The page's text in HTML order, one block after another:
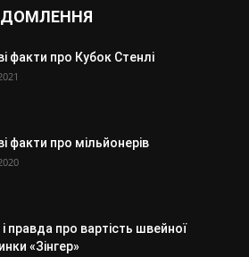
факти про Кубок Стенлі
факти про мільйонерів
і правда про вартість швейної
«Зінгер»